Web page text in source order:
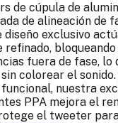
de cúpula de
de alineación de
diseño exclusivo
fuera de fase, lo
colorear el
nuestra
PPA mejora el
el tweeter para